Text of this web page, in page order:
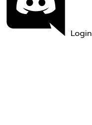
Login